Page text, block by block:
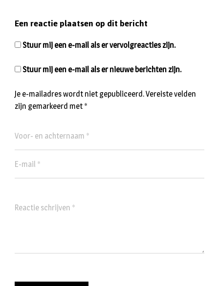
Een reactie plaatsen op dit bericht
Je e-mailadres wordt niet gepubliceerd.Vereiste velden
zijn gemarkeerd met *
Stuur mij een e-mail als er vervolgreacties zijn.
Stuur mij een e-mail als er nieuwe berichten zijn.